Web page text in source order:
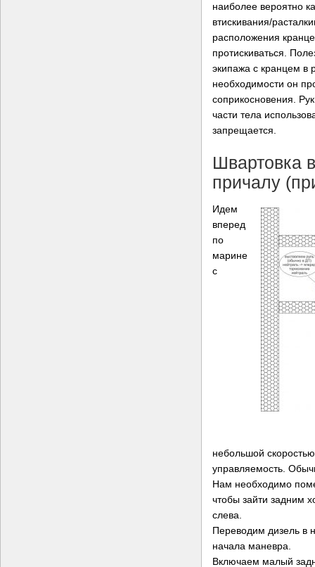
наиболее вероятно
втискивания/
расположения
протискиваться.
экипажа с кранцем в
необходимости он
соприкосновения.
части тела
запрещается.
Швартовка
причалу
Идем
вперед
по
марине
с
небольшой
управляемость.
Нам необходимо
чтобы зайти задним
слева.
Переводим дизель в
начала маневра.
Включаем малый